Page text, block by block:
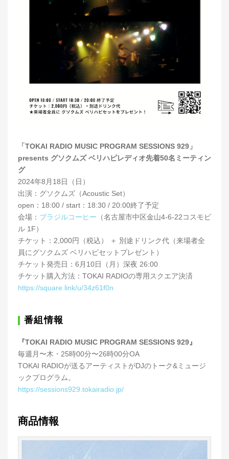
「TOKAI RADIO MUSIC PROGRAM SESSIONS 929」
presents グソクムズ ベリハピレディオ先着50名ミーティン
グ
2024年8月18日（日）
出演：グソクムズ（Acoustic Set）
open：18:00 / start：18:30 / 20:00終了予定
会場： ブラジルコーヒー （名古屋市中区金山4-6-22コスモビ
ル 1F）
チケット：2,000円（税込） ＋ 別途ドリンク代（来場者全
員にグソクムズ ベリハピセットプレゼント）
チケット発売日：6月10日（月）深夜 26:00
チケット購入方法：TOKAI RADIOの専用スクエア決済
https://square.link/u/34z61f0n
番組情報
『TOKAI RADIO MUSIC PROGRAM SESSIONS 929』
毎週月〜木・25時00分〜26時00分OA
TOKAI RADIOが送るアーティストがDJのトーク&ミュージ
ックプログラム。
https://sessions929.tokairadio.jp/
商品情報